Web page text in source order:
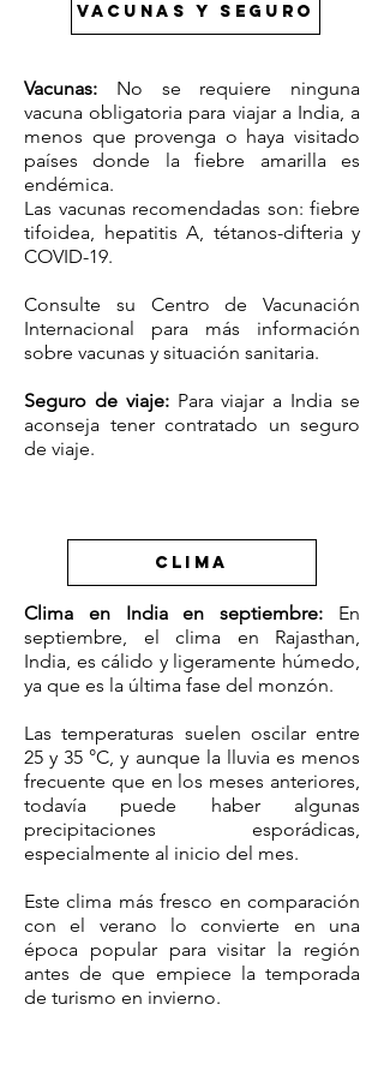
VACUNAS Y SEGURO
Vacunas: No se requiere ninguna
vacuna obligatoria para viajar a India, a
menos que provenga o haya visitado
países donde la fiebre amarilla es
endémica.
Las vacunas recomendadas son: fiebre
tifoidea, hepatitis A, tétanos-difteria y
COVID-19.
Consulte su Centro de Vacunación
Internacional para más información
sobre vacunas y situación sanitaria.
Seguro de viaje: Para viajar a India se
aconseja tener contratado un seguro
de viaje.
CLIMA
Clima en India en septiembre: En
septiembre, el clima en Rajasthan,
India, es cálido y ligeramente húmedo,
ya que es la última fase del monzón.
Las temperaturas suelen oscilar entre
25 y 35 °C, y aunque la lluvia es menos
frecuente que en los meses anteriores,
todavía puede haber algunas
precipitaciones esporádicas,
especialmente al inicio del mes.
Este clima más fresco en comparación
con el verano lo convierte en una
época popular para visitar la región
antes de que empiece la temporada
de turismo en invierno.